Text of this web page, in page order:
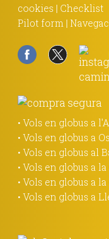
cookies | Checklist
Pilot form |
• Vols en globus a
• Vols en globus a
• Vols en globus al
• Vols en globus a
• Vols en globus a
• Vols en globus a